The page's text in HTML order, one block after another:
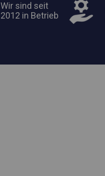
Wir sind seit
2012 in Betrieb